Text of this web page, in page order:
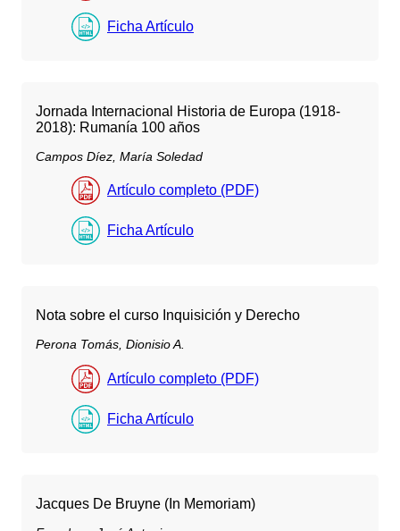
Ficha Artículo
Jornada Internacional Historia de Europa (1918-
2018): Rumanía 100 años
Campos Díez, María Soledad
Artículo completo (PDF)
Ficha Artículo
Nota sobre el curso Inquisición y Derecho
Perona Tomás, Dionisio A.
Artículo completo (PDF)
Ficha Artículo
Jacques De Bruyne (In Memoriam)